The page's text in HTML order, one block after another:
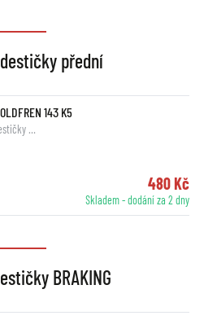
přední
143 K5
…
480 Kč
Skladem - dodání za 2 dny
BRAKING